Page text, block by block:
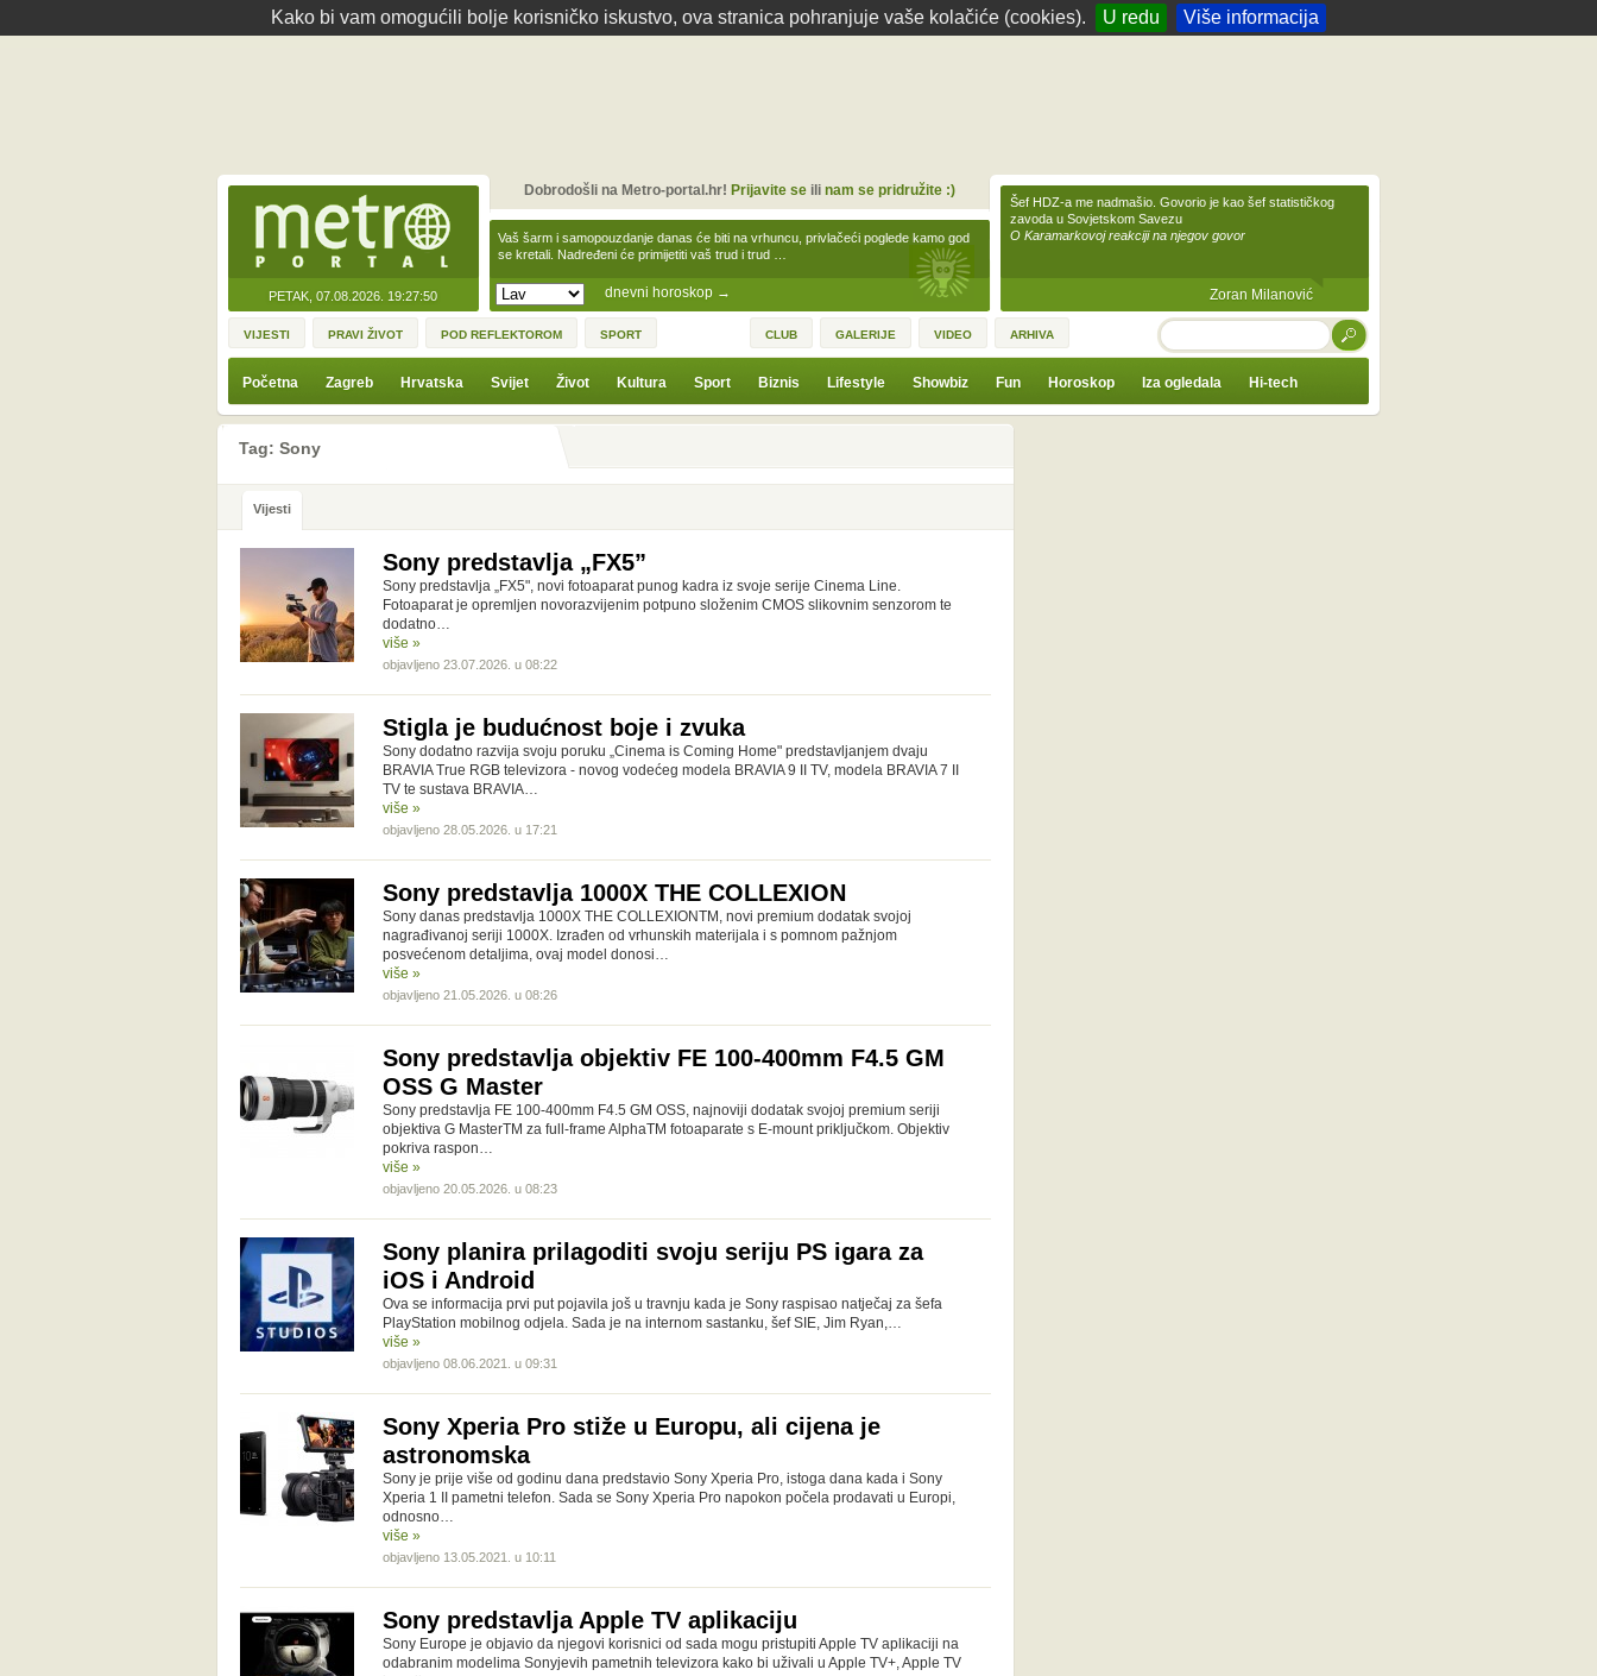
Kako bi vam omogućili bolje korisničko iskustvo, ova stranica pohranjuje vaše kolačiće (cookies). U redu Više informacija
PETAK, 07.08.2026. 19:27:50 dnevni horoskop →
Vaš šarm i samopouzdanje danas će biti na vrhuncu, privlačeći poglede kamo god
se kretali. Nadređeni će primijetiti vaš trud i trud …
Dobrodošli na Metro-portal.hr! Prijavite seili nam se pridružite :)
Šef HDZ-a me nadmašio. Govorio je kao šef statističkog
zavoda u Sovjetskom Savezu
O Karamarkovoj reakciji na njegov govor
Zoran Milanović
VIJESTI PRAVI ŽIVOT POD REFLEKTOROM SPORT CLUB GALERIJE VIDEO ARHIVA TRAŽI
Početna Zagreb Hrvatska Svijet Život Kultura Sport Biznis Lifestyle Showbiz Fun Horoskop Iza ogledala Hi-tech
Tag: Sony
Vijesti
Sony predstavlja „FX5”
Sony predstavlja „FX5", novi fotoaparat punog kadra iz svoje serije Cinema Line.
Fotoaparat je opremljen novorazvijenim potpuno složenim CMOS slikovnim senzorom te
dodatno…
više »
objavljeno 23.07.2026. u 08:22
Stigla je budućnost boje i zvuka
Sony dodatno razvija svoju poruku „Cinema is Coming Home" predstavljanjem dvaju
BRAVIA True RGB televizora - novog vodećeg modela BRAVIA 9 II TV, modela BRAVIA 7 II
TV te sustava BRAVIA…
više »
objavljeno 28.05.2026. u 17:21
Sony predstavlja 1000X THE COLLEXION
Sony danas predstavlja 1000X THE COLLEXIONTM, novi premium dodatak svojoj
nagrađivanoj seriji 1000X. Izrađen od vrhunskih materijala i s pomnom pažnjom
posvećenom detaljima, ovaj model donosi…
više »
objavljeno 21.05.2026. u 08:26
Sony predstavlja objektiv FE 100-400mm F4.5 GM
OSS G Master
Sony predstavlja FE 100-400mm F4.5 GM OSS, najnoviji dodatak svojoj premium seriji
objektiva G MasterTM za full-frame AlphaTM fotoaparate s E-mount priključkom. Objektiv
pokriva raspon…
više »
objavljeno 20.05.2026. u 08:23
Sony planira prilagoditi svoju seriju PS igara za
iOS i Android
Ova se informacija prvi put pojavila još u travnju kada je Sony raspisao natječaj za šefa
PlayStation mobilnog odjela. Sada je na internom sastanku, šef SIE, Jim Ryan,…
više »
objavljeno 08.06.2021. u 09:31
Sony Xperia Pro stiže u Europu, ali cijena je
astronomska
Sony je prije više od godinu dana predstavio Sony Xperia Pro, istoga dana kada i Sony
Xperia 1 II pametni telefon. Sada se Sony Xperia Pro napokon počela prodavati u Europi,
odnosno…
više »
objavljeno 13.05.2021. u 10:11
Sony predstavlja Apple TV aplikaciju
Sony Europe je objavio da njegovi korisnici od sada mogu pristupiti Apple TV aplikaciji na
odabranim modelima Sonyjevih pametnih televizora kako bi uživali u Apple TV+, Apple TV